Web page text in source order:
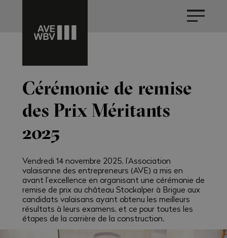
Cérémonie de remise
des Prix Méritants
2025
Vendredi 14 novembre 2025, l’Association
valaisanne des entrepreneurs (AVE) a mis en
avant l’excellence en organisant une cérémonie de
remise de prix au château Stockalper à Brigue aux
candidats valaisans ayant obtenu les meilleurs
résultats à leurs examens, et ce pour toutes les
étapes de la carrière de la construction.